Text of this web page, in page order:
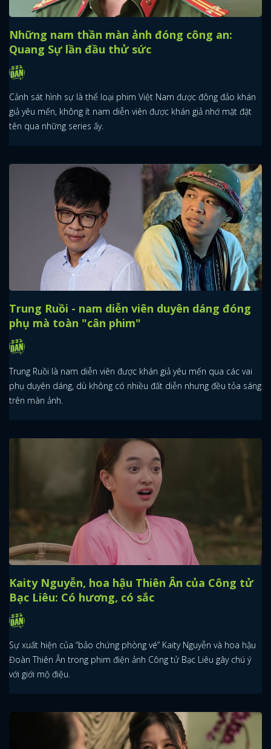
Những nam thần màn ảnh đóng công an:
Quang Sự lần đầu thử sức
Cảnh sát hình sự là thể loại phim Việt Nam được đông đảo khán
giả yêu mến, không ít nam diễn viên được khán giả nhớ mặt đặt
tên qua những series ấy.
Trung Ruồi - nam diễn viên duyên dáng đóng
phụ mà toàn "cân phim"
Trung Ruồi là nam diễn viên được khán giả yêu mến qua các vai
phụ duyên dáng, dù không có nhiều đất diễn nhưng đều tỏa sáng
trên màn ảnh.
Kaity Nguyễn, hoa hậu Thiên Ân của Công tử
Bạc Liêu: Có hương, có sắc
Sự xuất hiện của “bảo chứng phòng vé” Kaity Nguyễn và hoa hậu
Đoàn Thiên Ân trong phim điện ảnh Công tử Bạc Liêu gây chú ý
với giới mộ điệu.